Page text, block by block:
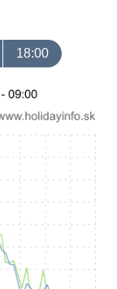
18:00